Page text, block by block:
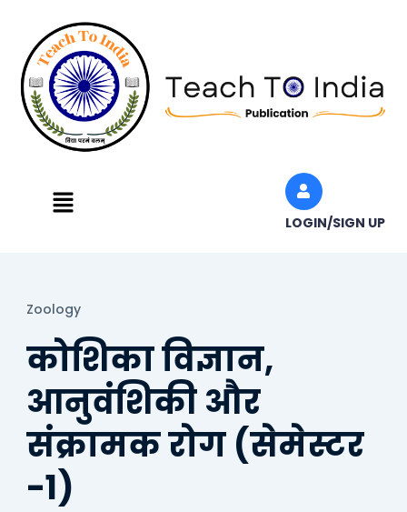
content
Menu
LOGIN/SIGN UP
Zoology
कोशिका विज्ञान,
आनुवंशिकी और
संक्रामक रोग (सेमेस्टर
-1)